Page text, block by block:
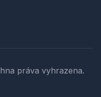
práva vyhrazena.